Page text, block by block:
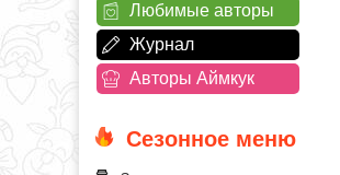
Любимые авторы
Журнал
Авторы Аймкук
Сезонное меню